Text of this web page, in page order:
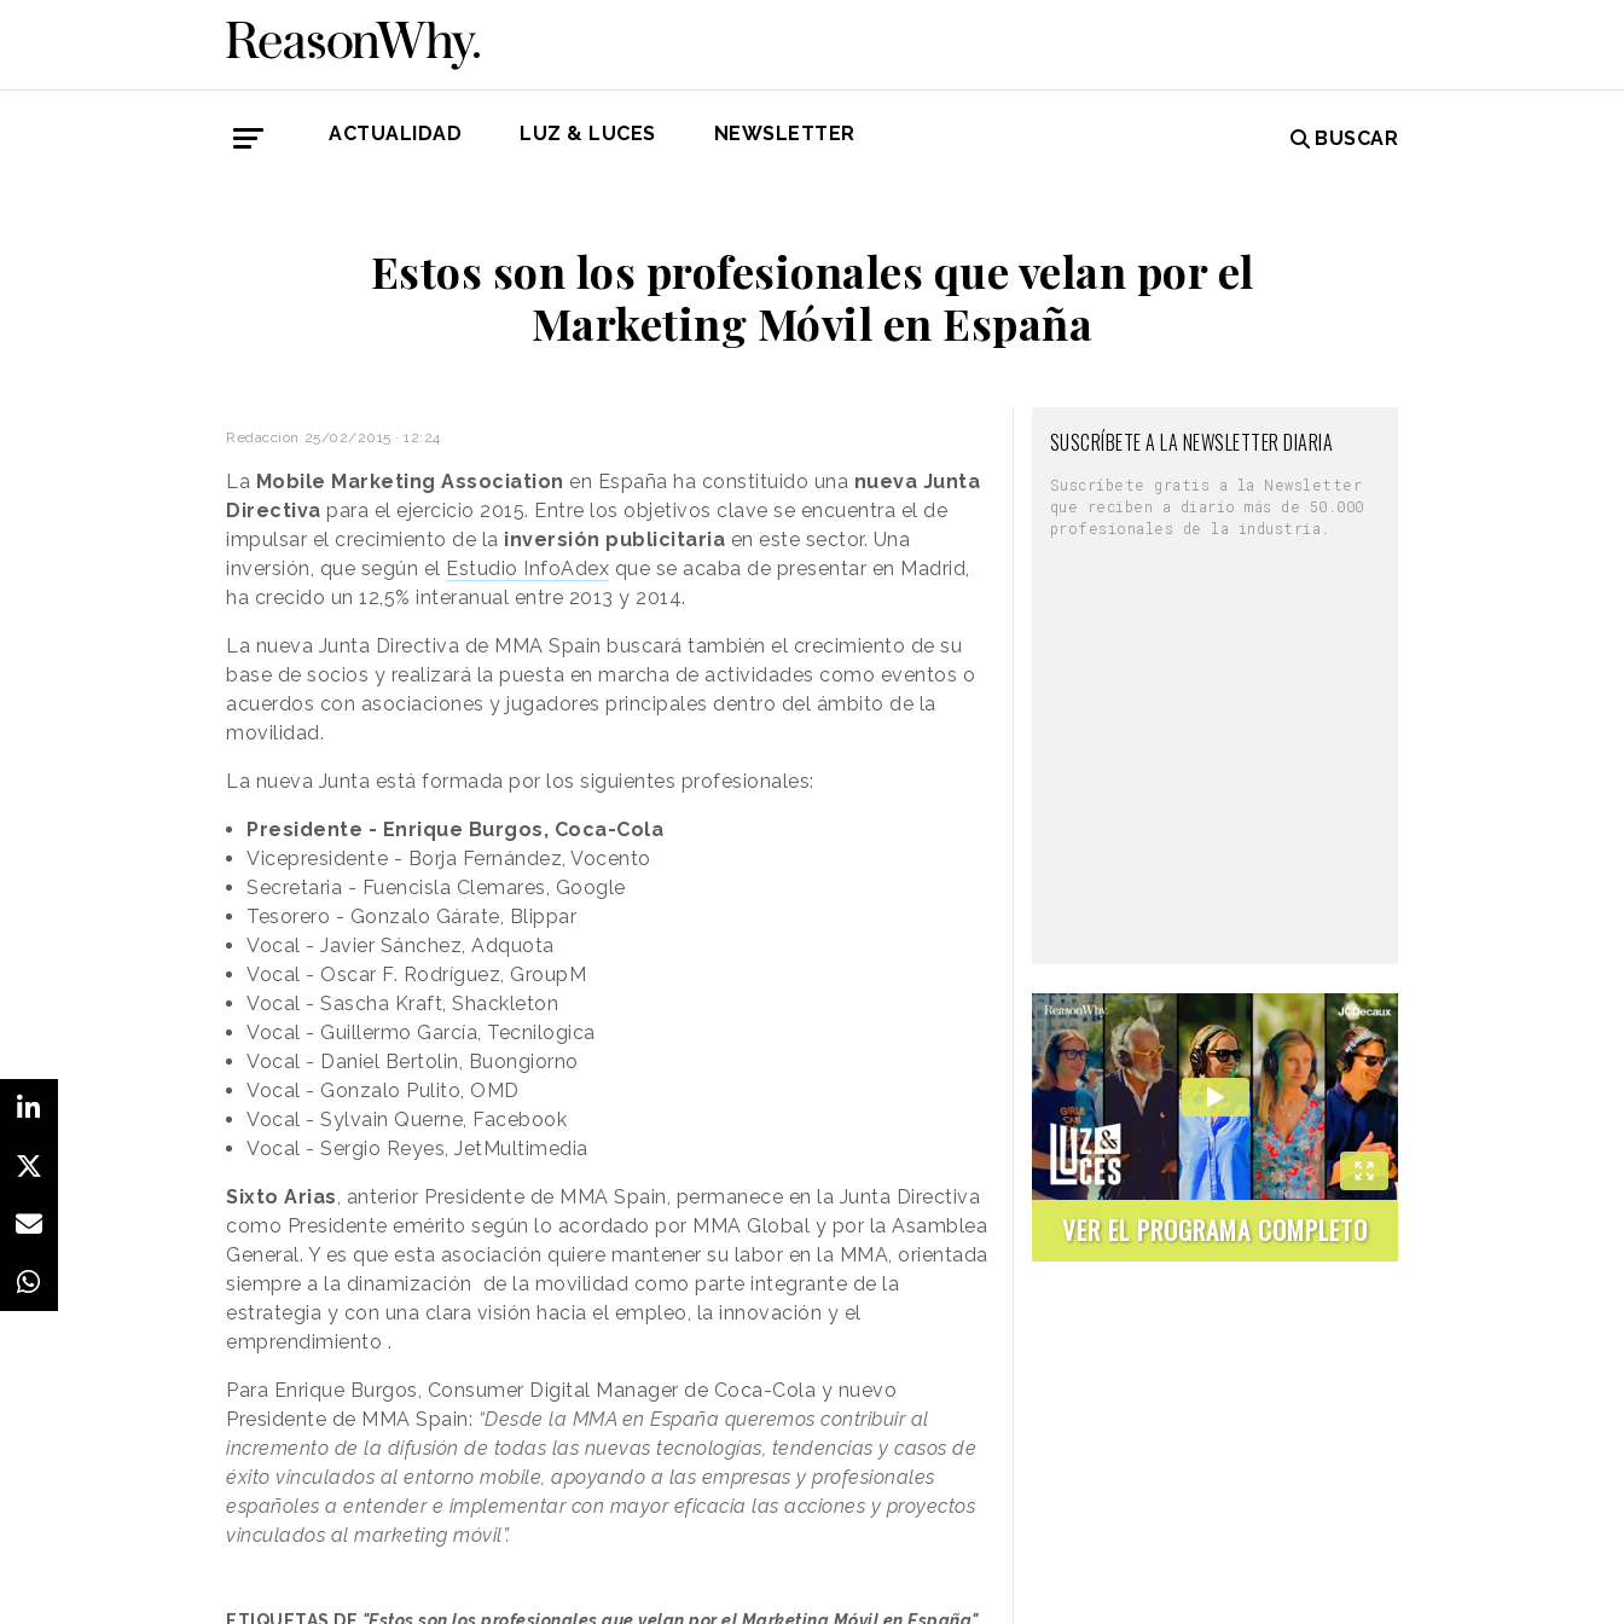
ACTUALIDAD LUZ & LUCES NEWSLETTER BUSCAR
Estos son los profesionales que velan por el
Marketing Móvil en España
Redacción 25/02/2015 · 12:24
La Mobile Marketing Association en España ha constituido una nueva Junta
Directiva para el ejercicio 2015. Entre los objetivos clave se encuentra el de
impulsar el crecimiento de la inversión publicitaria en este sector. Una
inversión, que según el Estudio InfoAdex que se acaba de presentar en Madrid,
ha crecido un 12,5% interanual entre 2013 y 2014.
La nueva Junta Directiva de MMA Spain buscará también el crecimiento de su
base de socios y realizará la puesta en marcha de actividades como eventos o
acuerdos con asociaciones y jugadores principales dentro del ámbito de la
movilidad.
La nueva Junta está formada por los siguientes profesionales:
Presidente - Enrique Burgos, Coca-Cola
Vicepresidente - Borja Fernández, Vocento
Secretaria - Fuencisla Clemares, Google
Tesorero - Gonzalo Gárate, Blippar
Vocal - Javier Sánchez, Adquota
Vocal - Oscar F. Rodríguez, GroupM
Vocal - Sascha Kraft, Shackleton
Vocal - Guillermo García, Tecnilogica
Vocal - Daniel Bertolin, Buongiorno
Vocal - Gonzalo Pulito, OMD
Vocal - Sylvain Querne, Facebook
Vocal - Sergio Reyes, JetMultimedia
Sixto Arias , anterior Presidente de MMA Spain, permanece en la Junta Directiva
como Presidente emérito según lo acordado por MMA Global y por la Asamblea
General. Y es que esta asociación quiere mantener su labor en la MMA, orientada
siempre a la dinamización de la movilidad como parte integrante de la
estrategia y con una clara visión hacia el empleo, la innovación y el
emprendimiento .
Para Enrique Burgos, Consumer Digital Manager de Coca-Cola y nuevo
Presidente de MMA Spain: “Desde la MMA en España queremos contribuir al
incremento de la difusión de todas las nuevas tecnologías, tendencias y casos de
éxito vinculados al entorno mobile, apoyando a las empresas y profesionales
españoles a entender e implementar con mayor eficacia las acciones y proyectos
vinculados al marketing móvil”.
ETIQUETAS DE "Estos son los profesionales que velan por el Marketing Móvil en España"
SUSCRÍBETE A LA NEWSLETTER DIARIA
Suscríbete gratis a la Newsletter
que reciben a diario más de 50.000
profesionales de la industria.
VER EL PROGRAMA COMPLETO